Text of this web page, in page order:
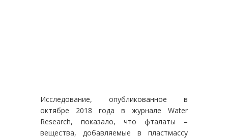
Исследование, опубликованное в
октябре 2018 года в журнале Water
Research, показало, что фталаты –
вещества, добавляемые в пластмассу